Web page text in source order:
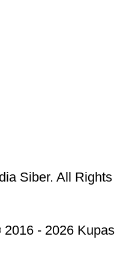
Siber. All Rights
- 2026 Kupas